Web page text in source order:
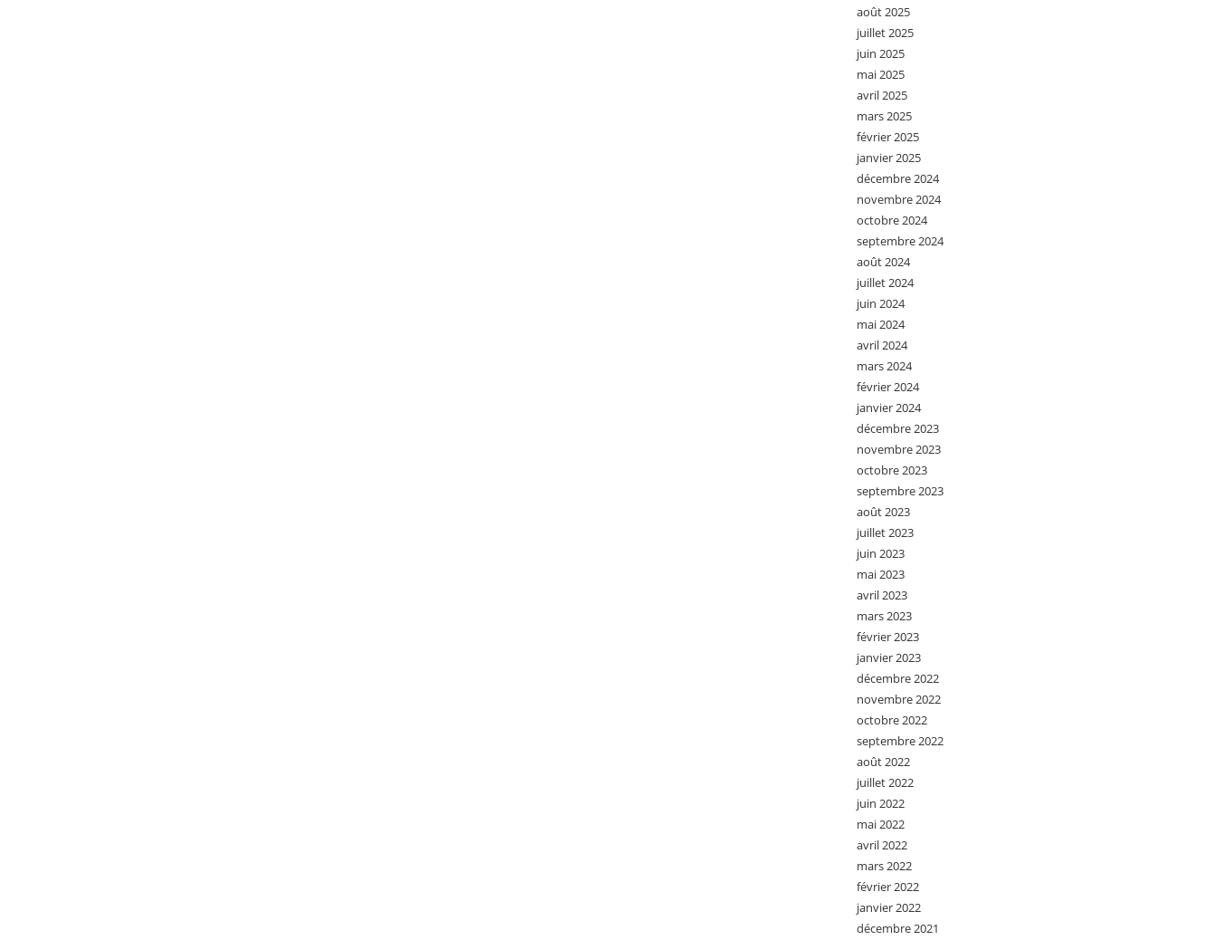
août 2025
juillet 2025
juin 2025
mai 2025
avril 2025
mars 2025
février 2025
janvier 2025
décembre 2024
novembre 2024
octobre 2024
septembre 2024
août 2024
juillet 2024
juin 2024
mai 2024
avril 2024
mars 2024
février 2024
janvier 2024
décembre 2023
novembre 2023
octobre 2023
septembre 2023
août 2023
juillet 2023
juin 2023
mai 2023
avril 2023
mars 2023
février 2023
janvier 2023
décembre 2022
novembre 2022
octobre 2022
septembre 2022
août 2022
juillet 2022
juin 2022
mai 2022
avril 2022
mars 2022
février 2022
janvier 2022
décembre 2021